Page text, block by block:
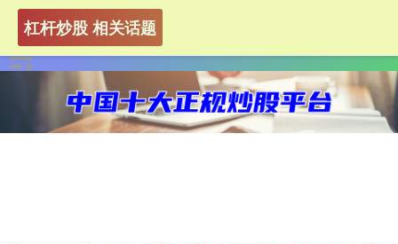
杠杆炒股 相关话题